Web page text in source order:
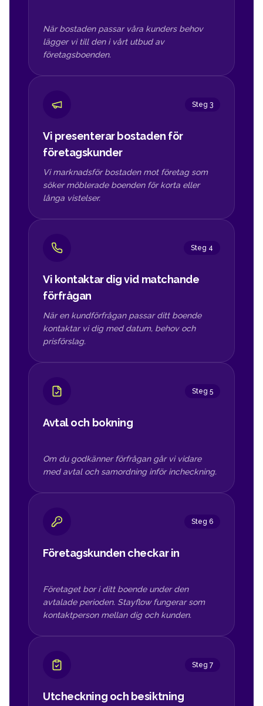
När bostaden passar våra kunders behov
lägger vi till den i vårt utbud av
företagsboenden.
Steg 3
Vi presenterar bostaden för
företagskunder
Vi marknadsför bostaden mot företag som
söker möblerade boenden för korta eller
långa vistelser.
Steg 4
Vi kontaktar dig vid matchande
förfrågan
När en kundförfrågan passar ditt boende
kontaktar vi dig med datum, behov och
prisförslag.
Steg 5
Avtal och bokning
Om du godkänner förfrågan går vi vidare
med avtal och samordning inför incheckning.
Steg 6
Företagskunden checkar in
Företaget bor i ditt boende under den
avtalade perioden. Stayflow fungerar som
kontaktperson mellan dig och kunden.
Steg 7
Utcheckning och besiktning